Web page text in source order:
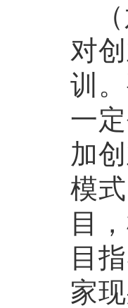
（
对
训
一
加
模
目
目
家